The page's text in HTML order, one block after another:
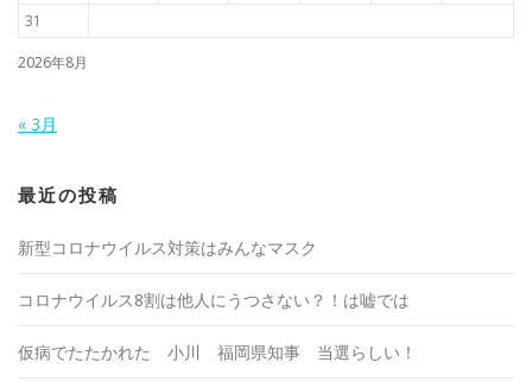
2026年8月
31
« 3月
最近の投稿
新型コロナウイルス対策はみんなマスク
コロナウイルス8割は他人にうつさない？！は嘘では
仮病でたたかれた 小川 福岡県知事 当選らしい！